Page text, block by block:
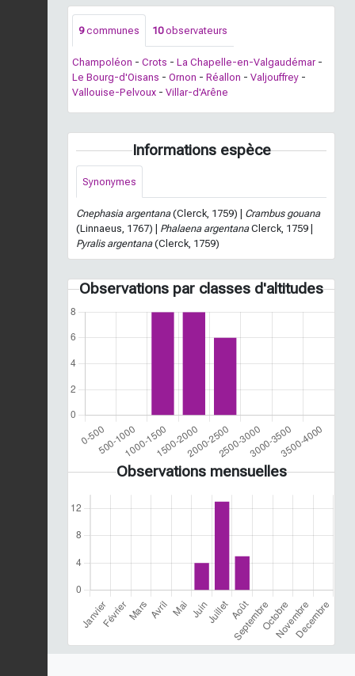
9communes 10observateurs
Champoléon - Crots - La Chapelle-en-Valgaudémar -
Le Bourg-d'Oisans - Ornon - Réallon - Valjouffrey -
Vallouise-Pelvoux - Villar-d'Arêne
Informations espèce
Synonymes
Cnephasia argentana(Clerck, 1759) | Crambus gouana
(Linnaeus, 1767) | Phalaena argentanaClerck, 1759 |
Pyralis argentana(Clerck, 1759)
Observations par classes d'altitudes
Observations mensuelles